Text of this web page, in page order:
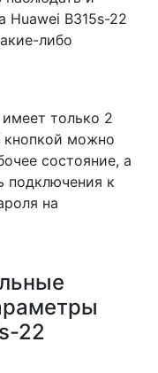
Huawei B315s-22
либо
только 2
кнопкой можно
состояние, а
подключения к
на
22